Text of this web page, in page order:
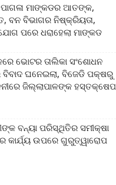
ମାଙ୍କଡର ଆତଙ୍କ,
ବନ ବିଭାଗର ନିଷ୍କ୍ରିୟତା,
ପରେ ଧରାହେଲା ମାଙ୍କଡ
ଭୋଟର ତାଲିକା ସଂଶୋଧନ
ଘନେଇଲା, ବିଜେଡି ପକ୍ଷରୁ
ଜିଲ୍ଲାପାଳଙ୍କ ହସ୍ତକ୍ଷେପ
ବନ୍ୟା ପରିସ୍ଥିତିର ସମୀକ୍ଷା
କାର୍ଯ୍ୟ ଉପରେ ଗୁରୁତ୍ୱାରୋପ